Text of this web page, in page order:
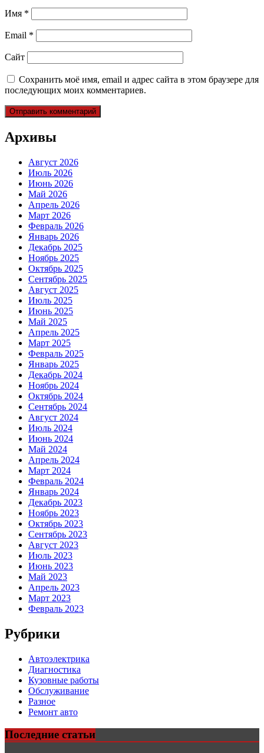
Имя *
Email *
Сайт
Сохранить моё имя, email и адрес сайта в этом браузере для
последующих моих комментариев.
Архивы
Август 2026
Июль 2026
Июнь 2026
Май 2026
Апрель 2026
Март 2026
Февраль 2026
Январь 2026
Декабрь 2025
Ноябрь 2025
Октябрь 2025
Сентябрь 2025
Август 2025
Июль 2025
Июнь 2025
Май 2025
Апрель 2025
Март 2025
Февраль 2025
Январь 2025
Декабрь 2024
Ноябрь 2024
Октябрь 2024
Сентябрь 2024
Август 2024
Июль 2024
Июнь 2024
Май 2024
Апрель 2024
Март 2024
Февраль 2024
Январь 2024
Декабрь 2023
Ноябрь 2023
Октябрь 2023
Сентябрь 2023
Август 2023
Июль 2023
Июнь 2023
Май 2023
Апрель 2023
Март 2023
Февраль 2023
Рубрики
Автоэлектрика
Диагностика
Кузовные работы
Обслуживание
Разное
Ремонт авто
Последние статьи